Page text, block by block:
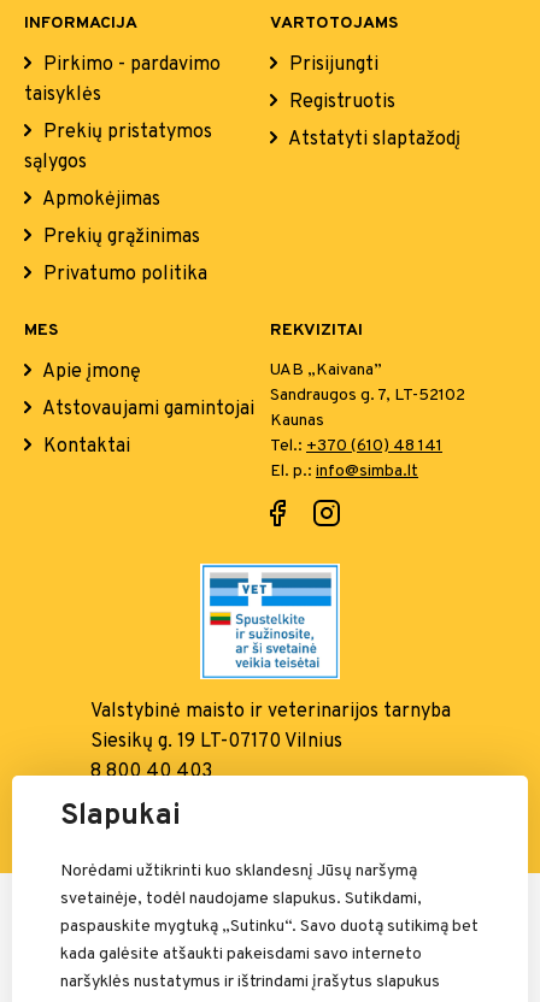
INFORMACIJA
Pirkimo - pardavimo
taisyklės
Prekių pristatymos
sąlygos
Apmokėjimas
Prekių grąžinimas
Privatumo politika
VARTOTOJAMS
Prisijungti
Registruotis
Atstatyti slaptažodį
MES
Apie įmonę
Atstovaujami gamintojai
Kontaktai
REKVIZITAI
UAB „Kaivana”
Sandraugos g. 7, LT-52102
Kaunas
Tel.: +370 (610) 48 141
El. p.: info@simba.lt
Valstybinė maisto ir veterinarijos tarnyba
Siesikų g. 19 LT-07170 Vilnius
8 800 40 403
info@vmvt.lt, www.vmvt.lt
Mokėjimais rūpinasi:
Slapukai
Norėdami užtikrinti kuo sklandesnį Jūsų naršymą
svetainėje, todėl naudojame slapukus. Sutikdami,
paspauskite mygtuką „Sutinku“. Savo duotą sutikimą bet
kada galėsite atšaukti pakeisdami savo interneto
naršyklės nustatymus ir ištrindami įrašytus slapukus